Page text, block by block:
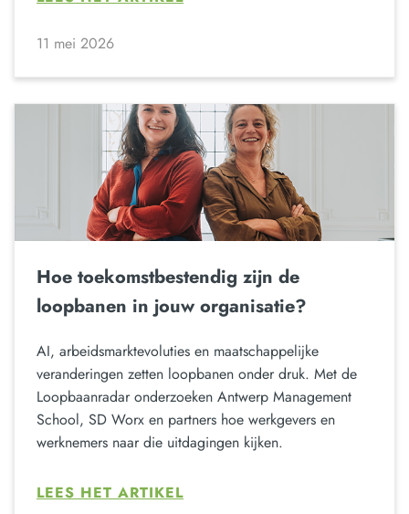
11 mei 2026
Hoe toekomstbestendig zijn de
loopbanen in jouw organisatie?
AI, arbeidsmarktevoluties en maatschappelijke
veranderingen zetten loopbanen onder druk. Met de
Loopbaanradar onderzoeken Antwerp Management
School, SD Worx en partners hoe werkgevers en
werknemers naar die uitdagingen kijken.
LEES HET ARTIKEL